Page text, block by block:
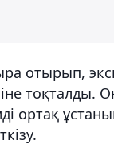
отырып,
тоқталды.
ортақ